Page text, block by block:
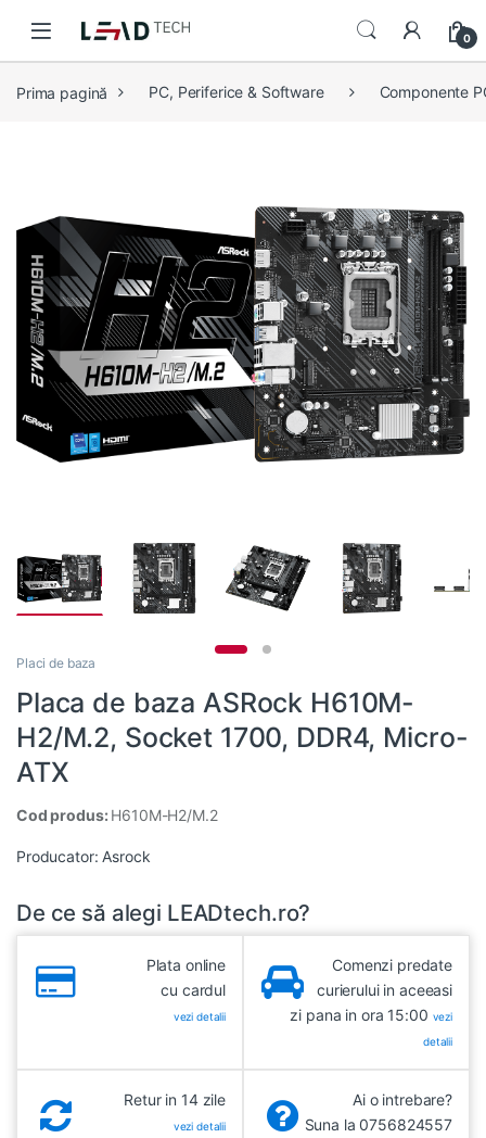
0
Prima pagină PC, Periferice & Software Componente
Placi de baza
Placa de baza ASRock H610M-
H2/M.2, Socket 1700, DDR4, Micro-
ATX
Cod produs: H610M-H2/M.2
Producator: Asrock
De ce să alegi LEADtech.ro?
Plata online
cu cardul
vezi detalii
Comenzi predate
curierului in aceeasi
zi pana in ora 15:00 vezi
detalii
Retur in 14 zile
vezi detalii
Ai o intrebare?
Suna la 0756824557